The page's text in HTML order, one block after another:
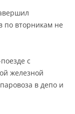
по вторникам не
с
железной
в депо и